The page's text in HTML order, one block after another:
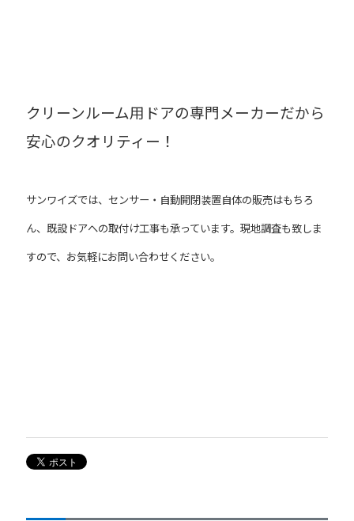
クリーンルーム用ドアの専門メーカーだから
安心のクオリティー！
サンワイズでは、センサー・自動開閉装置自体の販売はもちろ
ん、既設ドアへの取付け工事も承っています。現地調査も致しま
すので、お気軽にお問い合わせください。